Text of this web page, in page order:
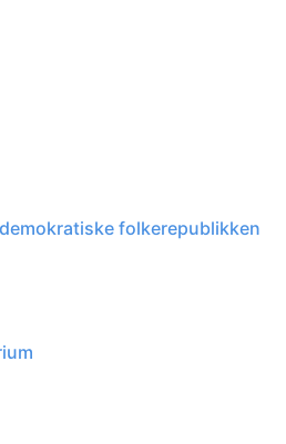
folkerepublikken